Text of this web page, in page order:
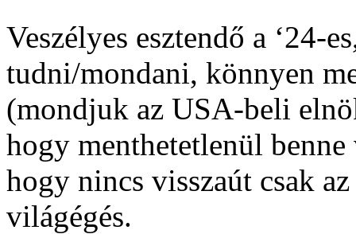
Veszélyes esztendő a ‘24-
tudni/mondani, könnyen
(mondjuk az USA-beli
hogy menthetetlenül
hogy nincs visszaút csak
világégés.